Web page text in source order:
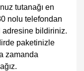
tutanağı en
nolu telefondan
adresine bildiriniz.
paketinizle
zamanda